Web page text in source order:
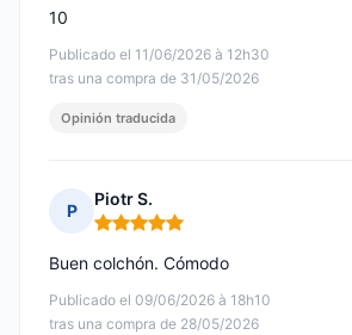
Publicado el 11/06/2026 à 12h30
tras una compra de 31/05/2026
10
Opinión traducida
P
Piotr S.
Nota: 5 de 5
Publicado el 09/06/2026 à 18h10
tras una compra de 28/05/2026
Buen colchón. Cómodo